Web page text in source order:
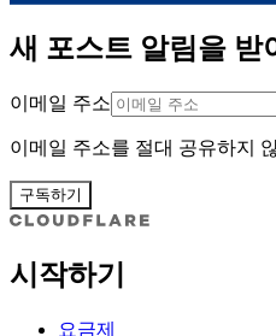
새 포스트 알림을 받
이메일 주소
이메일 주소를 절대 공유하지
구독하기
시작하기
요금제